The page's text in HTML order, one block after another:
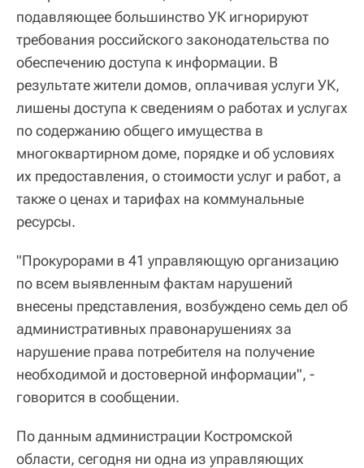
подавляющее большинство УК игнорируют
требования российского законодательства по
обеспечению доступа к информации. В
результате жители домов, оплачивая услуги УК,
лишены доступа к сведениям о работах и услугах
по содержанию общего имущества в
многоквартирном доме, порядке и об условиях
их предоставления, о стоимости услуг и работ, а
также о ценах и тарифах на коммунальные
ресурсы.
"Прокурорами в 41 управляющую организацию
по всем выявленным фактам нарушений
внесены представления, возбуждено семь дел об
административных правонарушениях за
нарушение права потребителя на получение
необходимой и достоверной информации", -
говорится в сообщении.
По данным администрации Костромской
области, сегодня ни одна из управляющих